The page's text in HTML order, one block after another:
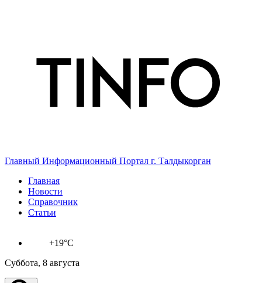
Главный Информационный Портал г. Талдыкорган
Главная
Новости
Справочник
Статьи
+19°C
Суббота, 8 августа